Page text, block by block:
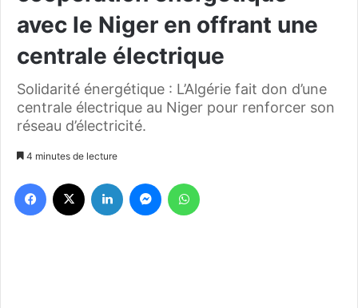
avec le Niger en offrant une
centrale électrique
Solidarité énergétique : L’Algérie fait don d’une
centrale électrique au Niger pour renforcer son
réseau d’électricité.
4 minutes de lecture